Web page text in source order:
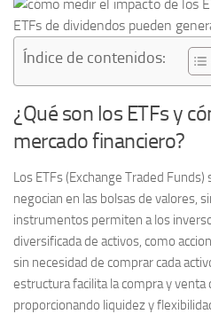
Índice de contenidos:
¿Qué son los ETFs y
mercado financiero?
Los ETFs(Exchange Traded
negocian en las bolsas de valores,
instrumentos permiten a los
diversificada de activos, como
sin necesidad de comprar cada
estructura facilita la compra y
proporcionando liquidez y